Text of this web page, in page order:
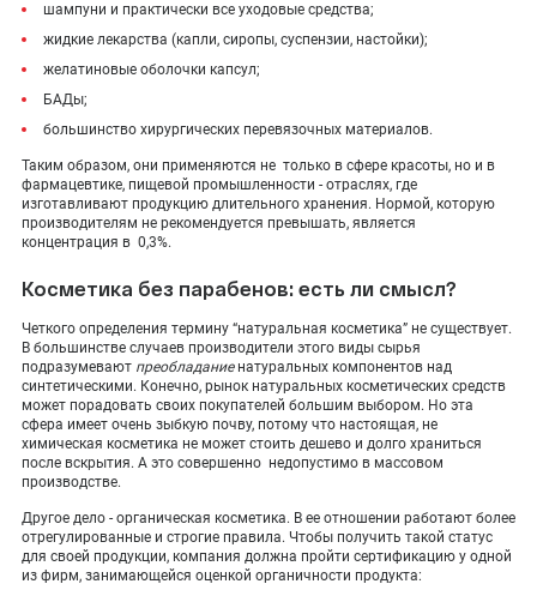
шампуни и практически все уходовые средства;
жидкие лекарства (капли, сиропы, суспензии, настойки);
желатиновые оболочки капсул;
БАДы;
большинство хирургических перевязочных материалов.
Таким образом, они применяются не только в сфере красоты, но и в
фармацевтике, пищевой промышленности - отраслях, где
изготавливают продукцию длительного хранения. Нормой, которую
производителям не рекомендуется превышать, является
концентрация в 0,3%.
Косметика без парабенов: есть ли смысл?
Четкого определения термину “натуральная косметика” не существует.
В большинстве случаев производители этого виды сырья
подразумевают преобладание натуральных компонентов над
синтетическими. Конечно, рынок натуральных косметических средств
может порадовать своих покупателей большим выбором. Но эта
сфера имеет очень зыбкую почву, потому что настоящая, не
химическая косметика не может стоить дешево и долго храниться
после вскрытия. А это совершенно недопустимо в массовом
производстве.
Другое дело - органическая косметика. В ее отношении работают более
отрегулированные и строгие правила. Чтобы получить такой статус
для своей продукции, компания должна пройти сертификацию у одной
из фирм, занимающейся оценкой органичности продукта: